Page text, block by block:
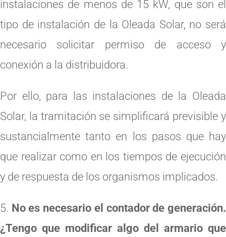
instalaciones de menos de 15 kW, que son el
tipo de instalación de la Oleada Solar, no será
necesario solicitar permiso de acceso y
conexión a la distribuidora.
Por ello, para las instalaciones de la Oleada
Solar, la tramitación se simplificará previsible y
sustancialmente tanto en los pasos que hay
que realizar como en los tiempos de ejecución
y de respuesta de los organismos implicados.
No es necesario el contador de generación.
¿Tengo que modificar algo del armario que